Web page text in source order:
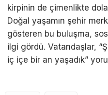
kirpinin de çimenlikte
Doğal yaşamın şehir
gösteren bu buluşma,
ilgi gördü. Vatandaşlar,
iç içe bir an yaşadık”